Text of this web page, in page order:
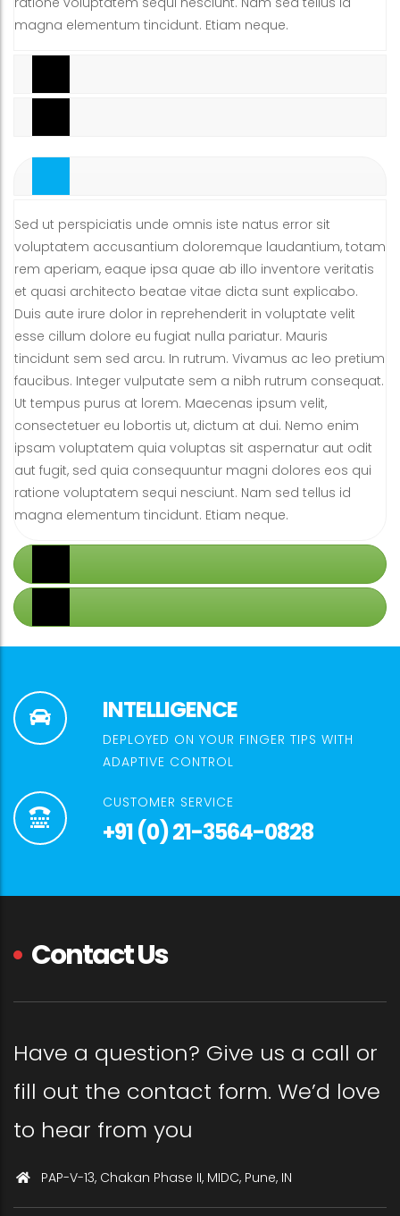
magna elementum tincidunt. Etiam neque.
Sed ut perspiciatis unde omnis iste natus error sit
voluptatem accusantium doloremque laudantium, totam
rem aperiam, eaque ipsa quae ab illo inventore veritatis
et quasi architecto beatae vitae dicta sunt explicabo.
Duis aute irure dolor in reprehenderit in voluptate velit
esse cillum dolore eu fugiat nulla pariatur. Mauris
tincidunt sem sed arcu. In rutrum. Vivamus ac leo pretium
faucibus. Integer vulputate sem a nibh rutrum consequat.
Ut tempus purus at lorem. Maecenas ipsum velit,
consectetuer eu lobortis ut, dictum at dui. Nemo enim
ipsam voluptatem quia voluptas sit aspernatur aut odit
aut fugit, sed quia consequuntur magni dolores eos qui
ratione voluptatem sequi nesciunt. Nam sed tellus id
magna elementum tincidunt. Etiam neque.
INTELLIGENCE
DEPLOYED ON YOUR FINGER TIPS WITH
ADAPTIVE CONTROL
CUSTOMER SERVICE
+91 (0) 21-3564-0828
Contact Us
Have a question? Give us a call or
fill out the contact form. We’d love
to hear from you
PAP-V-13, Chakan Phase II, MIDC, Pune, IN